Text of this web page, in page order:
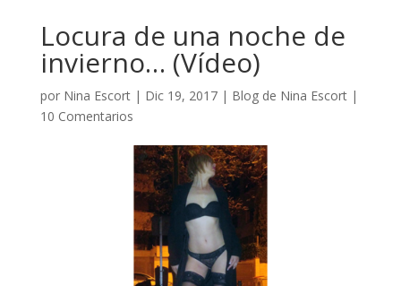
Locura de una noche de
invierno… (Vídeo)
por Nina Escort| Dic 19, 2017| Blog de Nina Escort|
10 Comentarios